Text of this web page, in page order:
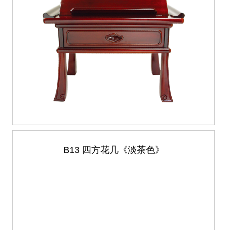
B13 四方花几《淡茶色》